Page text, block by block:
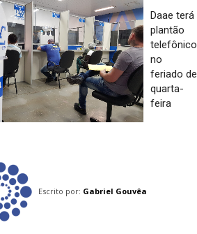
Daae terá
plantão
telefônico
no
feriado de
quarta-
feira
Escrito por: Gabriel Gouvêa